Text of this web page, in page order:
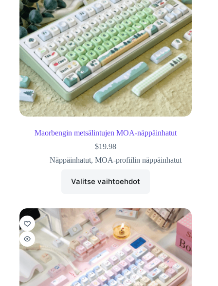
Maorbengin metsälintujen MOA-näppäinhatut
$19.98
Näppäinhatut, MOA-profiilin näppäinhatut
Valitse vaihtoehdot